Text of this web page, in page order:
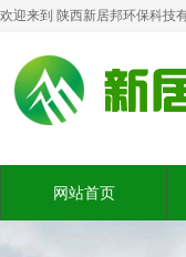
欢迎来到 陕西新居邦环保科技
网站首页